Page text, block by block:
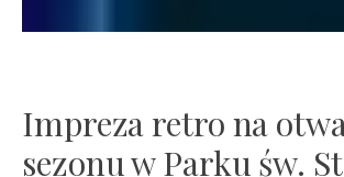
Impreza retro na
sezonu w Parku św.